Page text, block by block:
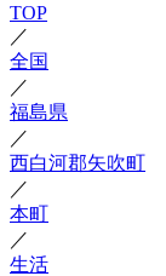
TOP
／
全国
／
福島県
／
西白河郡矢吹町
／
本町
／
生活